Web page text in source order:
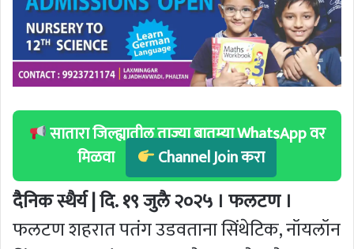
सातारा जिल्ह्यातील ताज्या बातम्या WhatsApp वर
मिळवा
Channel Join करा
दैनिक स्थैर्य | दि. १९ जुलै २०२५ । फलटण ।
फलटण शहरात पतंग उडवताना सिंथेटिक, नॉयलॉन